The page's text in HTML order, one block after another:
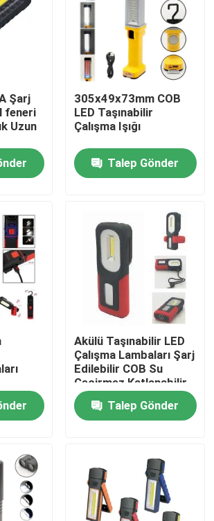
Çalışma Lambaları
Şarj
feneri
Uzun
305x49x73mm COB
LED Taşınabilir
Çalışma Işığı
Talep Gönder
Akülü Taşınabilir LED
Çalışma Lambaları Şarj
Edilebilir COB Su
Geçirmez Katlanabilir
Standlı Klipsli Güçlü
MıknatıslıTalep Gönder